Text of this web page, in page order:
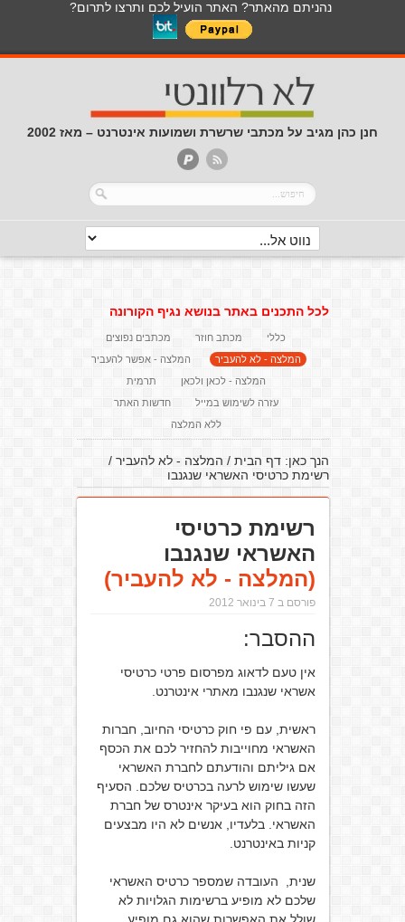
נהניתם מהאתר? האתר הועיל לכם ותרצו לתרום?
חנן כהן מגיב על מכתבי שרשרת ושמועות אינטרנט – מאז 2002
לכל התכנים באתר בנושא נגיף הקורונה
כללי מכתב חוזר
מכתבים נפוצים
המלצה - לא להעביר
המלצה - אפשר להעביר
המלצה - לכאן ולכאן
תרמית
עזרה לשימוש במייל
חדשות האתר
ללא המלצה
הנך כאן:דף הבית / המלצה - לא להעביר /
רשימת כרטיסי האשראי שנגנבו
רשימת כרטיסי
האשראי שנגנבו
(המלצה - לא להעביר)
פורסם ב 7 בינואר 2012
ההסבר:
אין טעם לדאוג מפרסום פרטי כרטיסי
אשראי שנגנבו מאתרי אינטרנט.
ראשית, עם פי חוק כרטיסי החיוב, חברות
האשראי מחוייבות להחזיר לכם את הכסף
אם גיליתם והודעתם לחברת האשראי
שעשו שימוש לרעה בכרטיס שלכם. הסעיף
הזה בחוק הוא בעיקר אינטרס של חברת
האשראי. בלעדיו, אנשים לא היו מבצעים
קניות באינטרנט.
שנית, העובדה שמספר כרטיס האשראי
שלכם לא מופיע ברשימות הגלויות לא